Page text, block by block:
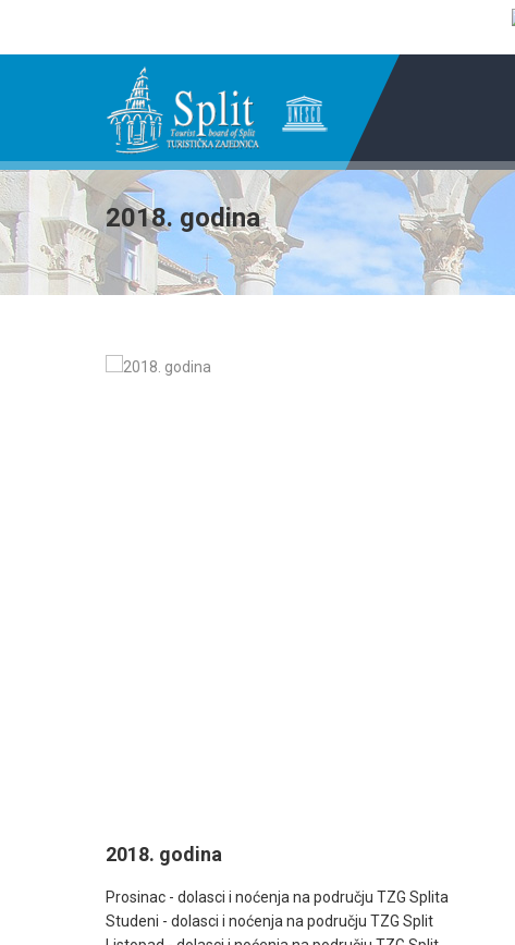
2018. godina
2018. godina
Prosinac - dolasci i noćenja na području TZG Splita
Studeni - dolasci i noćenja na području TZG Split